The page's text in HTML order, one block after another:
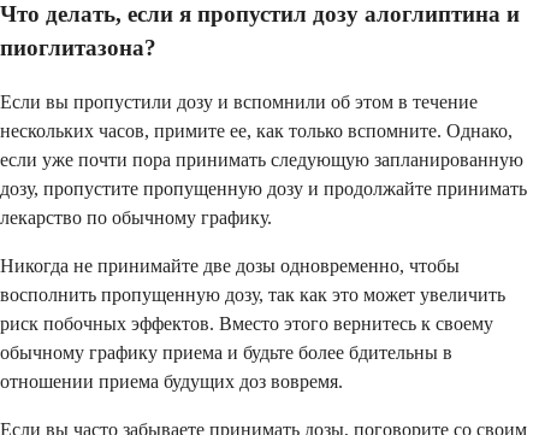
Что делать, если я пропустил дозу алоглиптина и
пиоглитазона?
Если вы пропустили дозу и вспомнили об этом в течение
нескольких часов, примите ее, как только вспомните. Однако,
если уже почти пора принимать следующую запланированную
дозу, пропустите пропущенную дозу и продолжайте принимать
лекарство по обычному графику.
Никогда не принимайте две дозы одновременно, чтобы
восполнить пропущенную дозу, так как это может увеличить
риск побочных эффектов. Вместо этого вернитесь к своему
обычному графику приема и будьте более бдительны в
отношении приема будущих доз вовремя.
Если вы часто забываете принимать дозы, поговорите со своим